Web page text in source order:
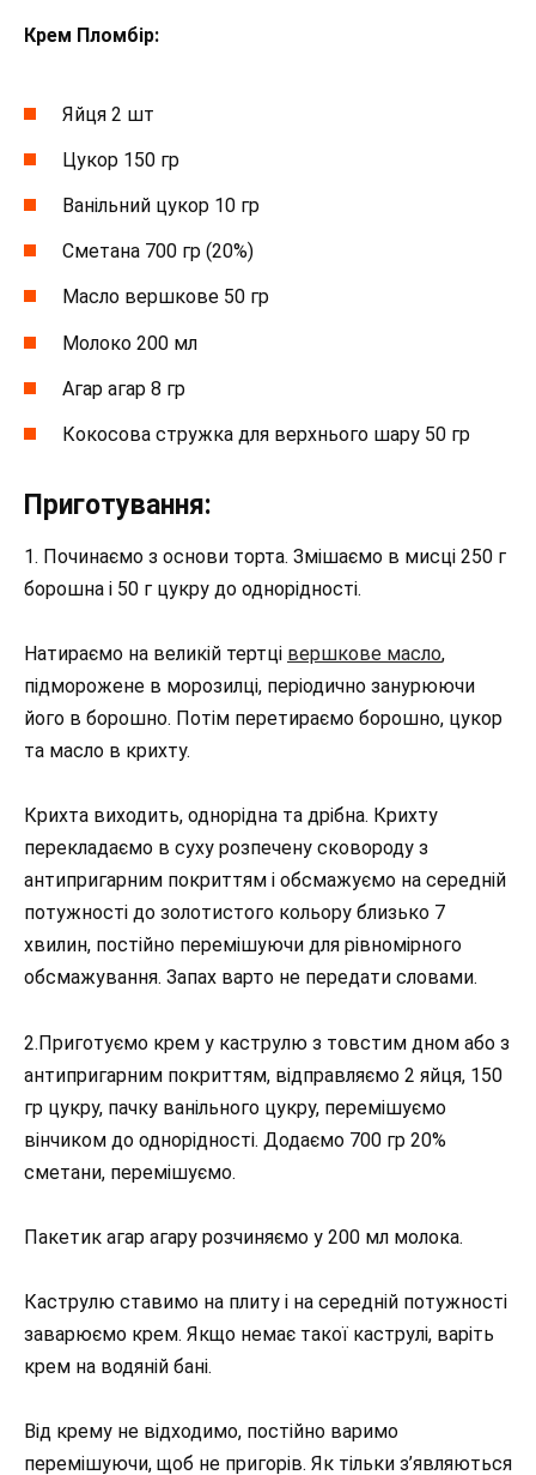
Крем Пломбір:
Яйця 2 шт
Цукор 150 гр
Ванільний цукор 10 гр
Сметана 700 гр (20%)
Масло вершкове 50 гр
Молоко 200 мл
Агар агар 8 гр
Кокосова стружка для верхнього шару 50 гр
Приготування:
1. Починаємо з основи торта. Змішаємо в мисці 250 г
борошна і 50 г цукру до однорідності.
Натираємо на великій тертці вершкове масло,
підморожене в морозилці, періодично занурюючи
його в борошно. Потім перетираємо борошно, цукор
та масло в крихту.
Крихта виходить, однорідна та дрібна. Крихту
перекладаємо в суху розпечену сковороду з
антипригарним покриттям і обсмажуємо на середній
потужності до золотистого кольору близько 7
хвилин, постійно перемішуючи для рівномірного
обсмажування. Запах варто не передати словами.
2.Приготуємо крем у каструлю з товстим дном або з
антипригарним покриттям, відправляємо 2 яйця, 150
гр цукру, пачку ванільного цукру, перемішуємо
вінчиком до однорідності. Додаємо 700 гр 20%
сметани, перемішуємо.
Пакетик агар агару розчиняємо у 200 мл молока.
Каструлю ставимо на плиту і на середній потужності
заварюємо крем. Якщо немає такої каструлі, варіть
крем на водяній бані.
Від крему не відходимо, постійно варимо
перемішуючи, щоб не пригорів. Як тільки з’являються